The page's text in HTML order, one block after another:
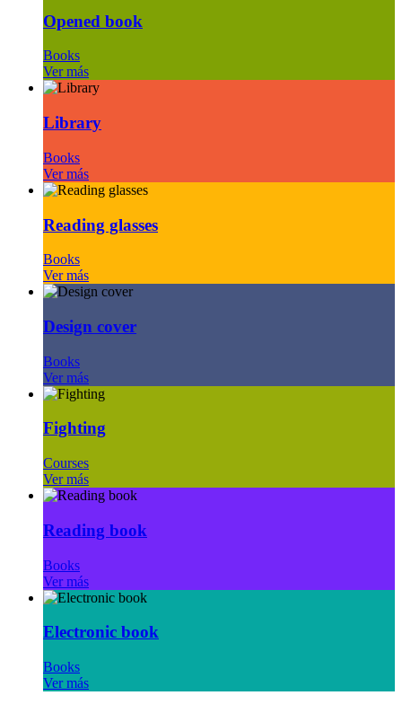
Opened book
Books
Ver más
Library
Books
Ver más
Reading glasses
Books
Ver más
Design cover
Books
Ver más
Fighting
Courses
Ver más
Reading book
Books
Ver más
Electronic book
Books
Ver más